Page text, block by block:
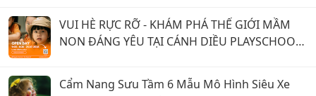
VUI HÈ RỰC RỠ - KHÁM PHÁ THẾ GIỚI MẦM
NON ĐÁNG YÊU TẠI CÁNH DIỀU PLAYSCHOOL
Cẩm Nang Sưu Tầm 6 Mẫu Mô Hình Siêu Xe